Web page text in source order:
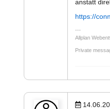
anstatt
https://
Allplan
Private